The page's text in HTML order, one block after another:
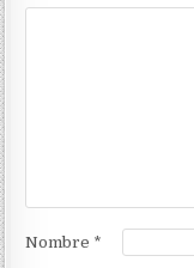
Nombre *